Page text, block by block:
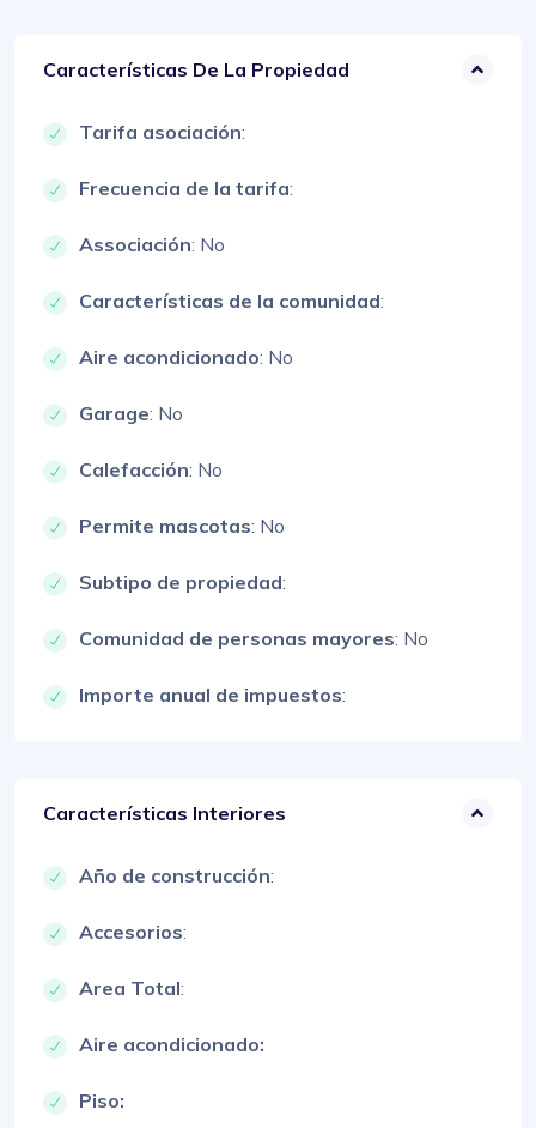
Características De La Propiedad
Tarifa asociación:
Frecuencia de la tarifa:
Associación: No
Características de la comunidad:
Aire acondicionado: No
Garage: No
Calefacción: No
Permite mascotas: No
Subtipo de propiedad:
Comunidad de personas mayores: No
Importe anual de impuestos:
Características Interiores
Año de construcción:
Accesorios:
Area Total:
Aire acondicionado:
Piso: